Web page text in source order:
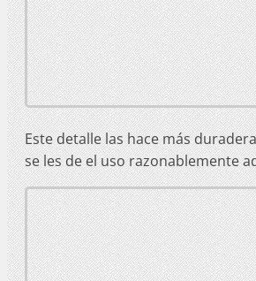
Este detalle las hace más
se les de el uso razonablemente